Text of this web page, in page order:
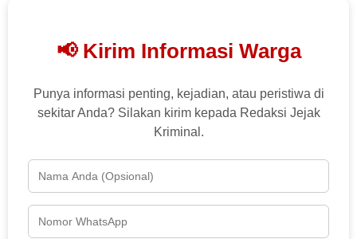
📢 Kirim Informasi Warga
Punya informasi penting, kejadian, atau peristiwa di
sekitar Anda? Silakan kirim kepada Redaksi Jejak
Kriminal.